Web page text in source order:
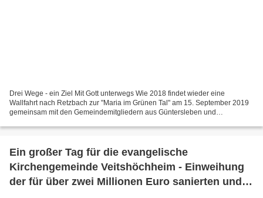
Drei Wege - ein Ziel Mit Gott unterwegs Wie 2018 findet wieder eine
Wallfahrt nach Retzbach zur "Maria im Grünen Tal" am 15. September 2019
gemeinsam mit den Gemeindemitgliedern aus Güntersleben und
Ein großer Tag für die evangelische
Kirchengemeinde Veitshöchheim - Einweihung
der für über zwei Millionen Euro sanierten und